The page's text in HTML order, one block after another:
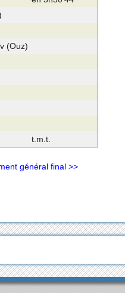
(Ouz)
t.m.t.
général final >>